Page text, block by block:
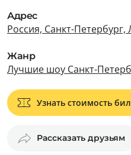
Адрес
Россия, Санкт-Петербург,
Жанр
Лучшие шоу Санкт-
Узнать стоимость
Рассказать друзьям